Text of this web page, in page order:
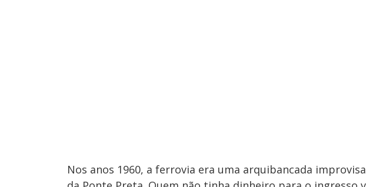
Nos anos 1960, a ferrovia era uma arquibancada